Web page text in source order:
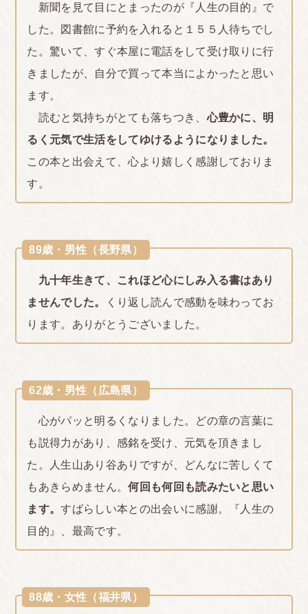
新聞を見て目にとまったのが『人生の目的』で
した。図書館に予約を入れると１５５人待ちでし
た。驚いて、すぐ本屋に電話をして受け取りに行
きましたが、自分で買って本当によかったと思い
ます。
読むと気持ちがとても落ちつき、心豊かに、明
るく元気で生活をしてゆけるようになりました。
この本と出会えて、心より嬉しく感謝しておりま
す。
89歳・男性（長野県）
九十年生きて、これほど心にしみ入る書はあり
ませんでした。
くり返し読んで感動を味わってお
ります。ありがとうございました。
62歳・男性（広島県）
心がパッと明るくなりました。どの章の言葉に
も説得力があり、感銘を受け、元気を頂きまし
た。人生山あり谷ありですが、どんなに苦しくて
もあきらめません。何回も何回も読みたいと思い
ます。すばらしい本との出会いに感謝。『人生の
目的』、最高です。
88歳・女性（福井県）